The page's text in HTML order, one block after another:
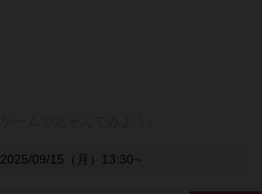
2025/09/15（月）13:30~